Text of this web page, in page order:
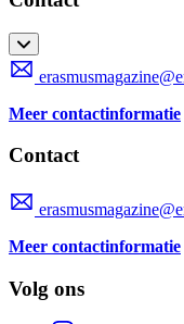
Meer contactinformatie
Contact
Meer contactinformatie
Volg ons